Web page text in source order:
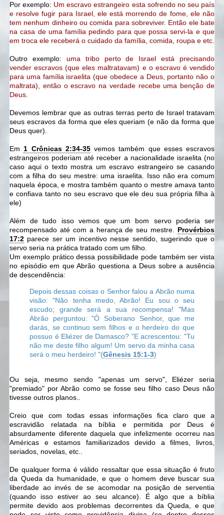
Por exemplo: Um escravo estrangeiro esta sofrendo no seu país
e resolve fugir para Israel, ele está morrendo de fome, ele não
tem nenhum dinheiro ou comida para sobreviver. Então ele bate
na casa de uma família pedindo para que possa servi-la e que
em troca ele receberá o cuidado da família, comida, roupa e etc.
Outro exemplo: uma tribo perto de Israel está precisando
vender escravos (que eles maltratavam) e o escravo é vendido
para uma família israelita (que obedece a Deus, portanto não o
maltrata), então o escravo na verdade recebe uma benção de
Deus.
Devemos lembrar que as outras terras perto de Israel tratavam
seus escravos da forma que eles queriam (e não da forma que
Deus quer).
Em1 Crônicas 2:34-35vemos também que esses escravos
estrangeiros poderiam até receber a nacionalidade israelita (no
caso aqui o texto mostra um escravo estrangeiro se casando
com a filha do seu mestre: uma israelita. Isso não era comum
naquela época, e mostra também quanto o mestre amava tanto
e confiava tanto no seu escravo que ele deu sua própria filha à
ele)
Além de tudo isso vemos que um bom servo poderia ser
recompensado até com a herança de seu mestre. Provérbios
17:2 parece ser um incentivo nesse sentido, sugerindo que o
servo seria na prática tratado com um filho.
Um exemplo prático dessa possibilidade pode também ser vista
no episódio em que Abrão questiona a Deus sobre a ausência
de descendência:
Depois dessas coisas o Senhor falou a Abrão numa
visão:"Não tenha medo, Abrão! Eu sou o seu
escudo; grande será a sua recompensa! "Mas
Abrão perguntou:"Ó Soberano Senhor, que me
darás, se continuo sem filhos e o herdeiro do que
possuo é Eliézer de Damasco? "E acrescentou:"Tu
não me deste filho algum! Um servo da minha casa
será o meu herdeiro! "(Gênesis 15:1-3)
Ou seja, mesmo sendo "apenas um servo", Eliézer seria
"premiado" por Abrão como se fosse seu filho caso Deus não
tivesse outros planos..
Creio que com todas essas informações fica claro que a
escravidão relatada na bíblia e permitida por Deus é
absurdamente diferente daquela que infelizmente ocorreu nas
Américas e estamos familiarizados devido a filmes, livros,
seriados, novelas, etc..
De qualquer forma é válido ressaltar que essa situação é fruto
da Queda da humanidade, e que o homem deve buscar sua
liberdade ao invés de se acomodar na posição de serventia
(quando isso estiver ao seu alcance). É algo que a bíblia
permite devido aos problemas decorrentes da Queda, e que